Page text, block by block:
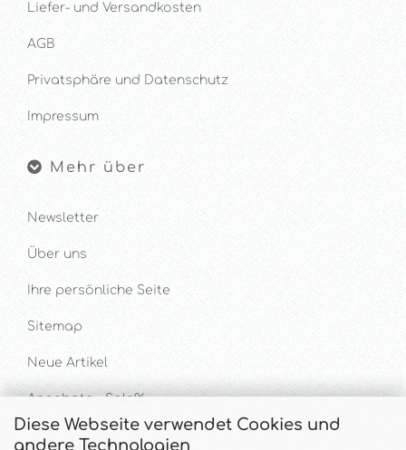
Diese Webseite verwendet Cookies und
andere Technologien
Liefer- und Versandkosten
AGB
Privatsphäre und Datenschutz
Impressum
Mehr über
Newsletter
Über uns
Ihre persönliche Seite
Sitemap
Neue Artikel
Angebote - Sale%